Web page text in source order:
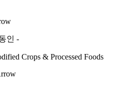
인 -
Crops & Processed Foods